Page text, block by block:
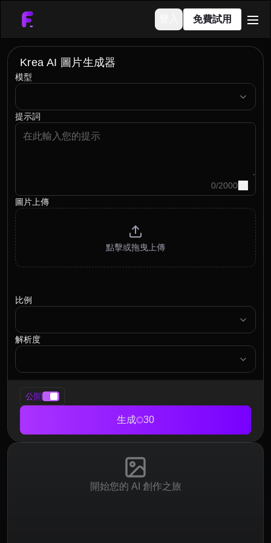
免費試用
Krea AI 圖片生成器
模型
model
提示詞
0/2000
圖片上傳
點擊或拖曳上傳
比例
ratio
解析度
resolution
公開
生成 30
開始您的 AI 創作之旅